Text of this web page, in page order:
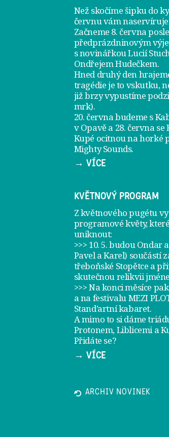
Než skočíme šipku do
červnu vám
Začneme 8. června
předprázdninovým
s novinářkou Lucií
Ondřejem Hudečkem.
Hned druhý den
tragédie je to vskutku,
již brzy vypustíme
mrk).
20. červnabudeme s
v Opavě a 28. června se
Kupé ocitnou na horké
Mighty Sounds.
→ VÍCE
KVĚTNOVÝ PROGRAM
Z květnového pugétu
programové květy,
uniknout:
>>> 10. 5. budou Ondar
Pavel a Karel) součástí
třeboňské Stopětce a
skutečnou relikvii
>>> Na konci měsíce
a na festivaluMEZI
Stand’artní kabaret.
A mimo to si dáme
Protonem, Liblicemi a
Přidáte se?
→ VÍCE
ARCHIV NOVINEK